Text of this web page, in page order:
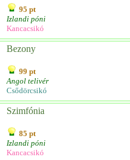
95 pt
Izlandi póni
Kancacsikó
Bezony
99 pt
Angol telivér
Csődörcsikó
Szimfónia
85 pt
Izlandi póni
Kancacsikó